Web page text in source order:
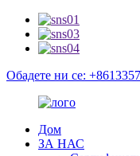
Обадете ни се:
Дом
ЗА НАС